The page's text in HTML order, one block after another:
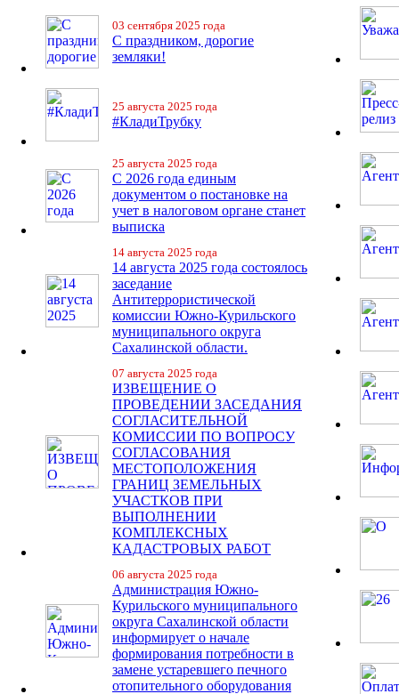
03 сентября 2025 года
С праздником, дорогие
земляки!
25 августа 2025 года
#КладиТрубку
25 августа 2025 года
С 2026 года единым
документом о постановке на
учет в налоговом органе станет
выписка
14 августа 2025 года
14 августа 2025 года состоялось
заседание
Антитеррористической
комиссии Южно-Курильского
муниципального округа
Сахалинской области.
07 августа 2025 года
ИЗВЕЩЕНИЕ О
ПРОВЕДЕНИИ ЗАСЕДАНИЯ
СОГЛАСИТЕЛЬНОЙ
КОМИССИИ ПО ВОПРОСУ
СОГЛАСОВАНИЯ
МЕСТОПОЛОЖЕНИЯ
ГРАНИЦ ЗЕМЕЛЬНЫХ
УЧАСТКОВ ПРИ
ВЫПОЛНЕНИИ
КОМПЛЕКСНЫХ
КАДАСТРОВЫХ РАБОТ
06 августа 2025 года
Администрация Южно-
Курильского муниципального
округа Сахалинской области
информирует о начале
формирования потребности в
замене устаревшего печного
отопительного оборудования